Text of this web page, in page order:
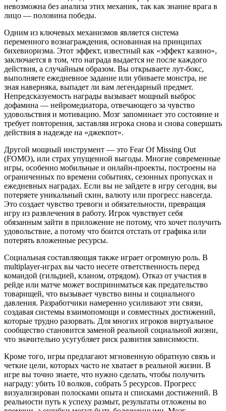
невозможна без анализа этих механик, так как знание врага в
лицо — половина победы.
Одним из ключевых механизмов является система
переменного вознаграждения, основанная на принципах
бихевиоризма. Этот эффект, известный как «эффект казино»,
заключается в том, что награда выдается не после каждого
действия, а случайным образом. Вы открываете лут-бокс,
выполняете ежедневное задание или убиваете монстра, не
зная наверняка, выпадет ли вам легендарный предмет.
Непредсказуемость награды вызывает мощный выброс
дофамина — нейромедиатора, отвечающего за чувство
удовольствия и мотивацию. Мозг запоминает это состояние и
требует повторения, заставляя игрока снова и снова совершать
действия в надежде на «джекпот».
Другой мощный инструмент — это Fear Of Missing Out
(FOMO), или страх упущенной выгоды. Многие современные
игры, особенно мобильные и онлайн-проекты, построены на
ограниченных по времени событиях, сезонных пропусках и
ежедневных наградах. Если вы не зайдете в игру сегодня, вы
потеряете уникальный скин, валюту или прогресс навсегда.
Это создает чувство тревоги и обязательности, превращая
игру из развлечения в работу. Игрок чувствует себя
обязанным зайти в приложение не потому, что хочет получить
удовольствие, а потому что боится отстать от графика или
потерять вложенные ресурсы.
Социальная составляющая также играет огромную роль. В
multiplayer-играх вы часто несете ответственность перед
командой (гильдией, кланом, отрядом). Отказ от участия в
рейде или матче может восприниматься как предательство
товарищей, что вызывает чувство вины и социального
давления. Разработчики намеренно усиливают эти связи,
создавая системы взаимопомощи и совместных достижений,
которые трудно разорвать. Для многих игроков виртуальное
сообщество становится заменой реальной социальной жизни,
что значительно усугубляет риск развития зависимости.
Кроме того, игры предлагают мгновенную обратную связь и
четкие цели, которых часто не хватает в реальной жизни. В
игре вы точно знаете, что нужно сделать, чтобы получить
награду: убить 10 волков, собрать 5 ресурсов. Прогресс
визуализирован полосками опыта и списками достижений. В
реальности путь к успеху размыт, результаты отложены во